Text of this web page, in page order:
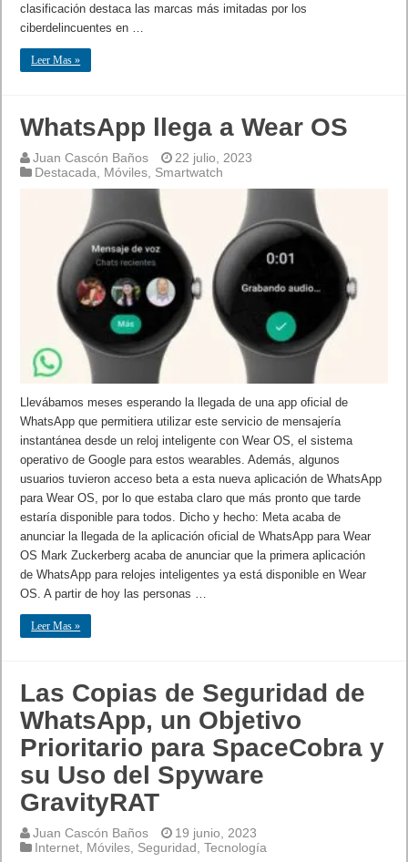
clasificación destaca las marcas más imitadas por los
ciberdelincuentes en …
Leer Mas »
WhatsApp llega a Wear OS
Juan Cascón Baños
22 julio, 2023
Destacada
Móviles Smartwatch
Llevábamos meses esperando la llegada de una app oficial de
WhatsApp que permitiera utilizar este servicio de mensajería
instantánea desde un reloj inteligente con Wear OS, el sistema
operativo de Google para estos wearables. Además, algunos
usuarios tuvieron acceso beta a esta nueva aplicación de WhatsApp
para Wear OS, por lo que estaba claro que más pronto que tarde
estaría disponible para todos. Dicho y hecho: Meta acaba de
anunciar la llegada de la aplicación oficial de WhatsApp para Wear
OS Mark Zuckerberg acaba de anunciar que la primera aplicación
de WhatsApp para relojes inteligentes ya está disponible en Wear
OS. A partir de hoy las personas …
Leer Mas »
Las Copias de Seguridad de
WhatsApp, un Objetivo
Prioritario para SpaceCobra y
su Uso del Spyware
GravityRAT
Juan Cascón Baños
19 junio, 2023
Internet, Móviles, Seguridad,Tecnología